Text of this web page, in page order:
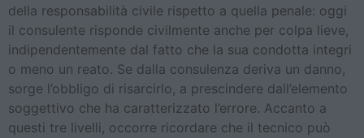
della responsabilità civile rispetto a quella penale: oggi
il consulente risponde civilmente anche per colpa lieve,
indipendentemente dal fatto che la sua condotta integri
o meno un reato. Se dalla consulenza deriva un danno,
sorge l’obbligo di risarcirlo, a prescindere dall’elemento
soggettivo che ha caratterizzato l’errore. Accanto a
questi tre livelli, occorre ricordare che il tecnico può